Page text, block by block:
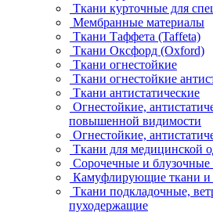
Ткани курточные для
Мембранные материалы
Ткани Таффета (Taffeta)
Ткани Оксфорд (Oxford)
Ткани огнестойкие
Ткани огнестойкие
Ткани антистатические
Огнестойкие,
повышенной видимости
Огнестойкие,
Ткани для медицинской
Сорочечные и блузочные
Камуфлирующие ткани и
Ткани подкладочные,
пуходержащие